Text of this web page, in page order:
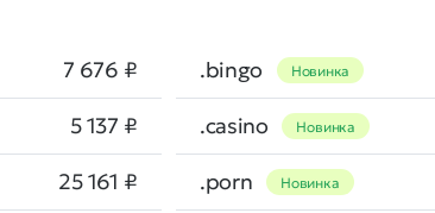
7 676 ₽ .bingo Новинка
5 137 ₽ .casino Новинка
25 161 ₽ .porn Новинка